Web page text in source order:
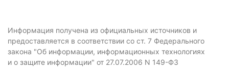
Информация получена из официальных источников и
предоставляется в соответствии со ст. 7 Федерального
закона "Об информации, информационных технологиях
и о защите информации" от 27.07.2006 N 149-ФЗ